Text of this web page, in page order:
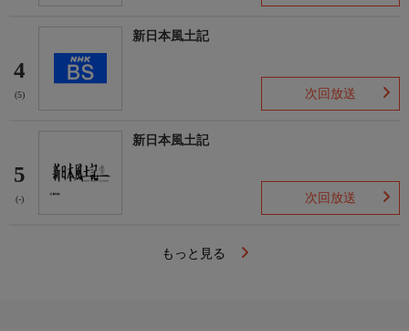
4
(5)
新日本風土記
次回放送
5
(-)
新日本風土記
次回放送
もっと見る